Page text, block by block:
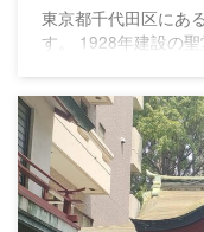
東京都千代田区にあ
す。 1928年建設の聖